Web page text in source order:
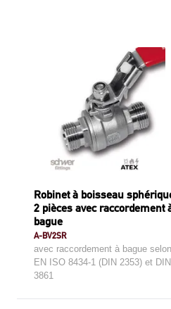
Robinet à boisseau
2 pièces avec raccordement
bague
A-BV2SR
avec raccordement à bague selon
EN ISO 8434-1 (DIN 2353) et DIN
3861